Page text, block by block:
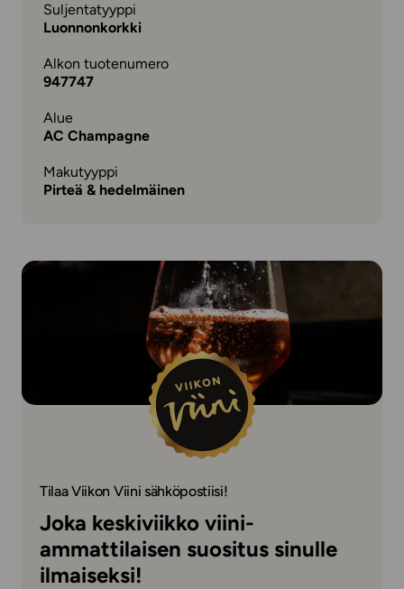
Suljentatyyppi
Luonnonkorkki
Alkon tuotenumero
947747
Alue
AC Champagne
Makutyyppi
Pirteä & hedelmäinen
Tilaa Viikon Viini sähköpostiisi!
Joka keskiviikko viini-
ammattilaisen suositus sinulle
ilmaiseksi!